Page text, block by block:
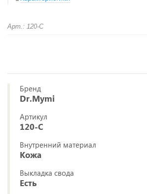
Арт.: 120-С
Бренд
Dr.Mymi
Артикул
120-С
Внутренний материал
Кожа
Выкладка свода
Есть